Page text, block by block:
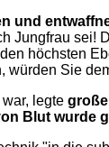
und
Jungfrau sei!
höchsten
würden Sie
legte
Blut wurde